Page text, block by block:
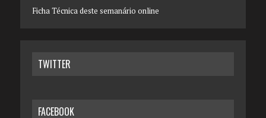
Ficha Técnica deste semanário online
TWITTER
FACEBOOK